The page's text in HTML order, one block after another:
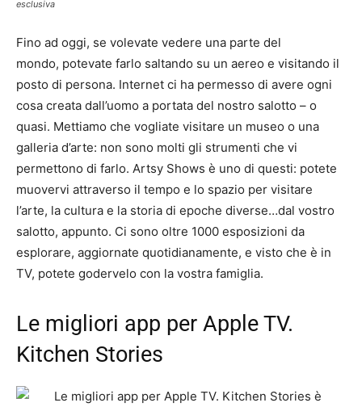
esclusiva
Fino ad oggi, se volevate vedere una parte del
mondo, potevate farlo saltando su un aereo e visitando il
posto di persona. Internet ci ha permesso di avere ogni
cosa creata dall’uomo a portata del nostro salotto – o
quasi. Mettiamo che vogliate visitare un museo o una
galleria d’arte: non sono molti gli strumenti che vi
permettono di farlo. Artsy Shows è uno di questi: potete
muovervi attraverso il tempo e lo spazio per visitare
l’arte, la cultura e la storia di epoche diverse…dal vostro
salotto, appunto. Ci sono oltre 1000 esposizioni da
esplorare, aggiornate quotidianamente, e visto che è in
TV, potete godervelo con la vostra famiglia.
Le migliori app per Apple TV.
Kitchen Stories